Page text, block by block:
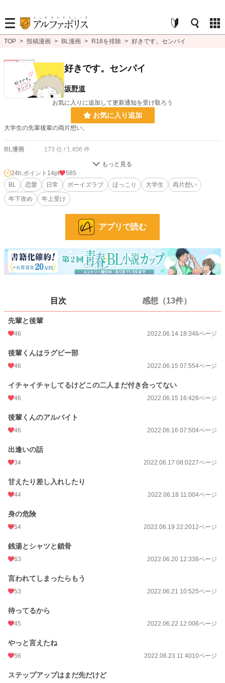
TOP > 投稿漫画 > BL漫画 > R18を排除 > 好きです。センパイ
好きです。センパイ
坂野道
お気に入りに追加して更新通知を受け取ろう
お気に入り追加
大学生の先輩後輩の両片想い。
BL漫画 173 位 / 1,406 件
お気に入り 241
24h.ポイント 14 pt
2022.06.24 10:55
初回公開日時 2022.06.14 18:34
週間ポイント 14 pt (498 位)
累計ポイント
24h.ポイント 14pt
585
BL
恋愛 日常 ボーイズラブ ほっこり 大学生
両片想い
年下攻め
年上受け
アプリで読む
目次 感想（13件）
先輩と後輩
46 2022.06.14 18:346ページ
後輩くんはラグビー部
46 2022.06.15 07:554ページ
イチャイチャしてるけどこの二人まだ付き合ってない
46 2022.06.15 16:426ページ
後輩くんのアルバイト
46 2022.06.16 07:504ページ
出逢いの話
34 2022.06.17 08:0227ページ
甘えたり差し入れしたり
44 2022.06.18 11:004ページ
身の危険
54 2022.06.19 22:2012ページ
銭湯とシャツと鎖骨
63 2022.06.20 12:338ページ
言われてしまったらもう
53 2022.06.21 10:525ページ
待ってるから
45 2022.06.22 12:006ページ
やっと言えたね
56 2022.06.23 11:4010ページ
ステップアップはまだ先だけど